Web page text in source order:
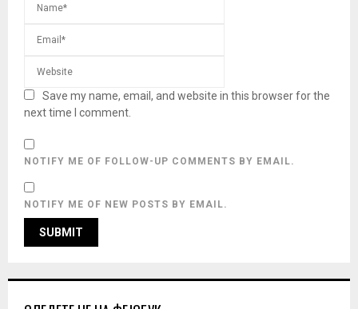
Save my name, email, and website in this browser for the
next time I comment.
NOTIFY ME OF FOLLOW-UP COMMENTS BY EMAIL.
NOTIFY ME OF NEW POSTS BY EMAIL.